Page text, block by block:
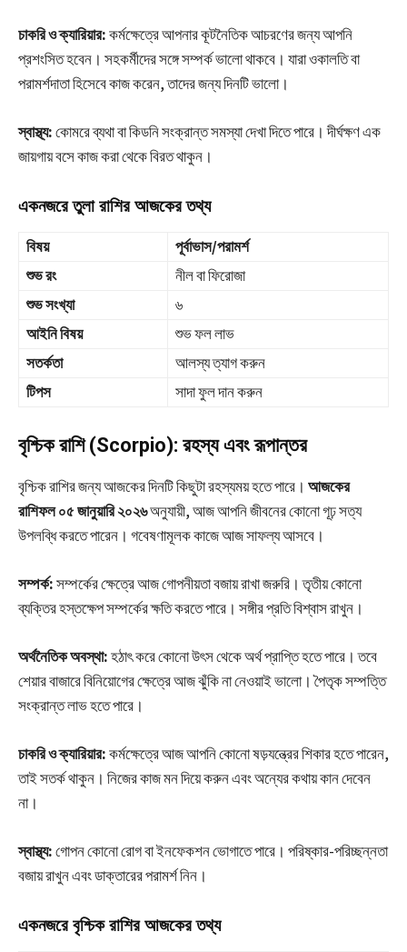
চাকরি ও ক্যারিয়ার:কর্মক্ষেত্রে আপনার কূটনৈতিক আচরণের জন্য আপনি
প্রশংসিত হবেন। সহকর্মীদের সঙ্গে সম্পর্ক ভালো থাকবে। যারা ওকালতি বা
পরামর্শদাতা হিসেবে কাজ করেন, তাদের জন্য দিনটি ভালো।
স্বাস্থ্য:কোমরে ব্যথা বা কিডনি সংক্রান্ত সমস্যা দেখা দিতে পারে। দীর্ঘক্ষণ এক
জায়গায় বসে কাজ করা থেকে বিরত থাকুন।
একনজরে তুলা রাশির আজকের তথ্য
বিষয়
পূর্বাভাস/পরামর্শ
শুভ রং
নীল বা ফিরোজা
শুভ সংখ্যা
৬
আইনি বিষয়
শুভ ফল লাভ
সতর্কতা
আলস্য ত্যাগ করুন
টিপস
সাদা ফুল দান করুন
বৃশ্চিক রাশি (Scorpio): রহস্য এবং রূপান্তর
বৃশ্চিক রাশির জন্য আজকের দিনটি কিছুটা রহস্যময় হতে পারে। আজকের
রাশিফল ০৫ জানুয়ারি ২০২৬অনুযায়ী, আজ আপনি জীবনের কোনো গূঢ় সত্য
উপলব্ধি করতে পারেন। গবেষণামূলক কাজে আজ সাফল্য আসবে।
সম্পর্ক:সম্পর্কের ক্ষেত্রে আজ গোপনীয়তা বজায় রাখা জরুরি। তৃতীয় কোনো
ব্যক্তির হস্তক্ষেপ সম্পর্কের ক্ষতি করতে পারে। সঙ্গীর প্রতি বিশ্বাস রাখুন।
অর্থনৈতিক অবস্থা:হঠাৎ করে কোনো উৎস থেকে অর্থ প্রাপ্তি হতে পারে। তবে
শেয়ার বাজারে বিনিয়োগের ক্ষেত্রে আজ ঝুঁকি না নেওয়াই ভালো। পৈতৃক সম্পত্তি
সংক্রান্ত লাভ হতে পারে।
চাকরি ও ক্যারিয়ার:কর্মক্ষেত্রে আজ আপনি কোনো ষড়যন্ত্রের শিকার হতে পারেন,
তাই সতর্ক থাকুন। নিজের কাজ মন দিয়ে করুন এবং অন্যের কথায় কান দেবেন
না।
স্বাস্থ্য:গোপন কোনো রোগ বা ইনফেকশন ভোগাতে পারে। পরিষ্কার-পরিচ্ছন্নতা
বজায় রাখুন এবং ডাক্তারের পরামর্শ নিন।
একনজরে বৃশ্চিক রাশির আজকের তথ্য